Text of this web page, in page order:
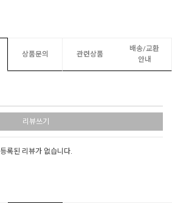
상품문의 관련상품
배송/교환
안내
리뷰쓰기
등록된 리뷰가 없습니다.